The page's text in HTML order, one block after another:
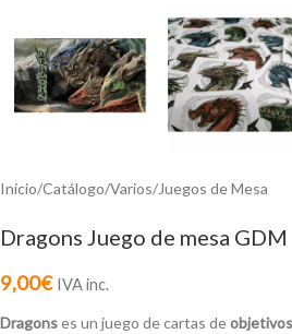
Inicio/Catálogo/Varios/Juegos de Mesa
Dragons Juego de mesa GDM
9,00€ IVA inc.
Dragonses un juego de cartas de